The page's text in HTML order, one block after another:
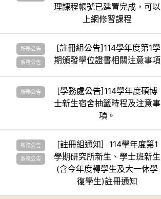
理課程帳號已建置完成，可以
上網修習課程
所務公告
系務公告
[註冊組公告]114學年度第1學
期頒發學位證書相關注意事項
所務公告
[學務處公告]114學年度碩博
士新生宿舍抽籤時程及注意事
項。
所務公告
系務公告
[註冊組通知] 114學年度第1
學期研究所新生、學士班新生
(含今年度轉學生及大一休學
復學生)註冊通知